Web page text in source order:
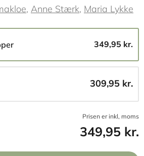
Anne Stærk Maria Lykke
349,95 kr.
309,95 kr.
Prisen er inkl, moms
349,95 kr.